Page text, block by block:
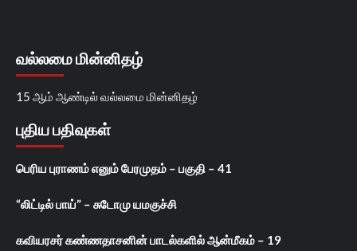
வல்லமை மின்னிதழ்
15 ஆம் ஆண்டில் வல்லமை மின்னிதழ்
புதிய பதிவுகள்
பெரிய புராணம் எனும் பேரமுதம் – பகுதி – 41
“லிட்டில் பாய்” – சுடோமு யமகுச்சி
கவியரசர் கண்ணதாசனின் பாடல்களில் ஆன்மீகம் – 19